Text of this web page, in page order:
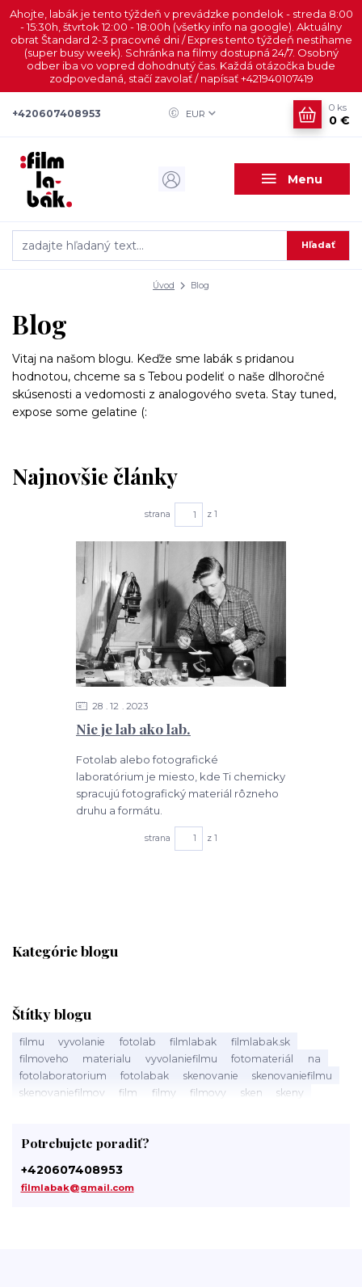
Ahojte, labák je tento týždeň v prevádzke pondelok - streda 8:00
- 15:30h, štvrtok 12:00 - 18:00h (všetky info na google). Aktuálny
obrat Štandard 2-3 pracovné dni / Expres tento týždeň nestíhame
(super busy week). Schránka na filmy dostupná 24/7. Osobný
odber iba vo vopred dohodnutý čas. Každá otázočka bude
zodpovedaná, stačí zavolať / napísať +421940107419
Menu
EUR
Hľadať
+420607408953
0 ks
0 €
Úvod Blog
Kategórie blogu
Štítky blogu
filmu vyvolanie fotolab filmlabak
filmlabak.sk
filmoveho
materialu vyvolaniefilmu fotomateriál
na
fotolaboratorium
fotolabak skenovanie
skenovaniefilmu
skenovaniefilmov
film filmy filmovy sken
skeny
svetlocitlivý
slovensku
fotosluzba
digitalizacia
digitalizaciafilmov
material
Potrebujete poradiť?
+420607408953
filmlabak@gmail.com
Blog
Vitaj na našom blogu. Keďže sme labák s pridanou
hodnotou, chceme sa s Tebou podeliť o naše dlhoročné
skúsenosti a vedomosti z analogového sveta. Stay tuned,
expose some gelatine (:
Najnovšie články
strana z 1
Nie je lab ako lab.
28 12 2023
Fotolab alebo fotografické
laboratórium je miesto, kde Ti chemicky
spracujú fotografický materiál rôzneho
druhu a formátu.
strana z 1